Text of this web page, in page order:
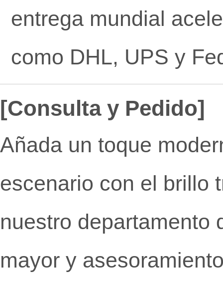
entrega mundial
como DHL, UPS y
[Consulta y Pedido]
Añada un toque
escenario con el brillo
nuestro departamento
mayor y